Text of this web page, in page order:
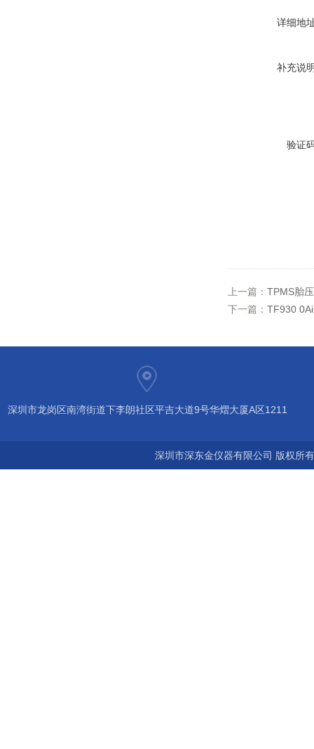
详细地
补充说
验证
上一篇： TPMS胎
下一篇： TF930
深圳市龙岗区南湾街道下李朗社区平吉大道9号华熠大厦A区1211
深圳市深东金仪器有限公司 版权所